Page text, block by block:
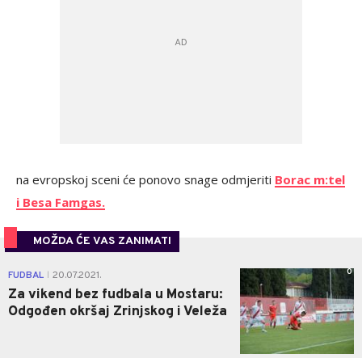
na evropskoj sceni će ponovo snage odmjeriti Borac m:tel
i Besa Famgas.
MOŽDA ĆE VAS ZANIMATI
FUDBAL 20.07.2021.
Za vikend bez fudbala u Mostaru:
Odgođen okršaj Zrinjskog i Veleža
0